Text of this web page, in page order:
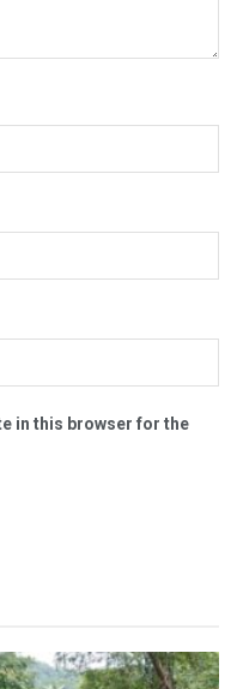
in this browser for the